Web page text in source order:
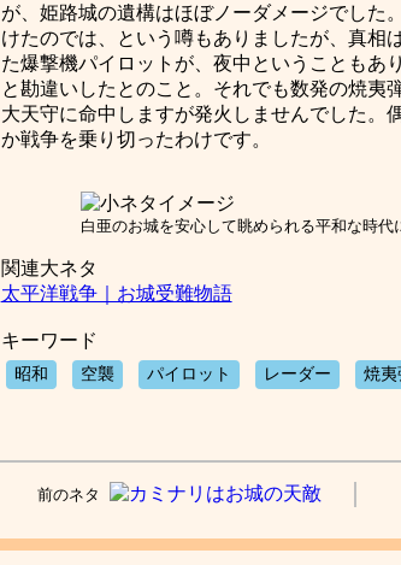
が、姫路城の遺構はほぼノーダメージでした
けたのでは、という噂もありましたが、真相
た爆撃機パイロットが、夜中ということもあ
と勘違いしたとのこと。それでも数発の焼夷
大天守に命中しますが発火しませんでした。
か戦争を乗り切ったわけです。
白亜のお城を安心して眺められる平和な時代
関連大ネタ
太平洋戦争｜お城受難物語
キーワード
昭和 空襲 パイロット レーダー 焼夷
前のネタ